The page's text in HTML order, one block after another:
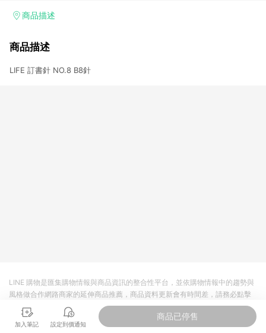
電玩/遊戲/相機/單眼/鏡頭/拍立得 [2024/6/1起適用] -內接硬
的購回饋活動享Yahoo超贈點回饋者 - 購物中心商店之商品：商
3. 訂單回饋金額將扣除運費/購物金/超贈點/福利金/紅利折抵/折
商品描述
商品描述
LIFE 訂書針 NO.8 B8針
加入筆記 設定到價通知
商品已停售
LINE 購物是匯集購物情報與商品資訊的整合性平台，並依購物情報中的趨勢與
風格做合作網路商家的延伸商品推薦，商品資料更新會有時間差，請務必點擊
商品至各合作網路商家，確認現售價與購物條件，一切資訊以合作廠商網頁為
準。